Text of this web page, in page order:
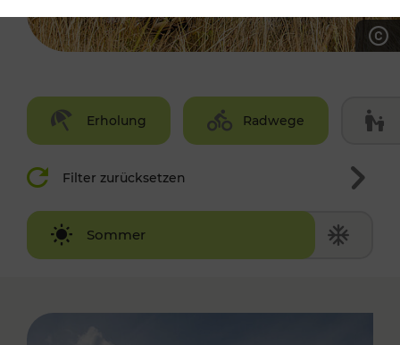
Erholung Radwege
Filter zurücksetzen
Sommer
Winter